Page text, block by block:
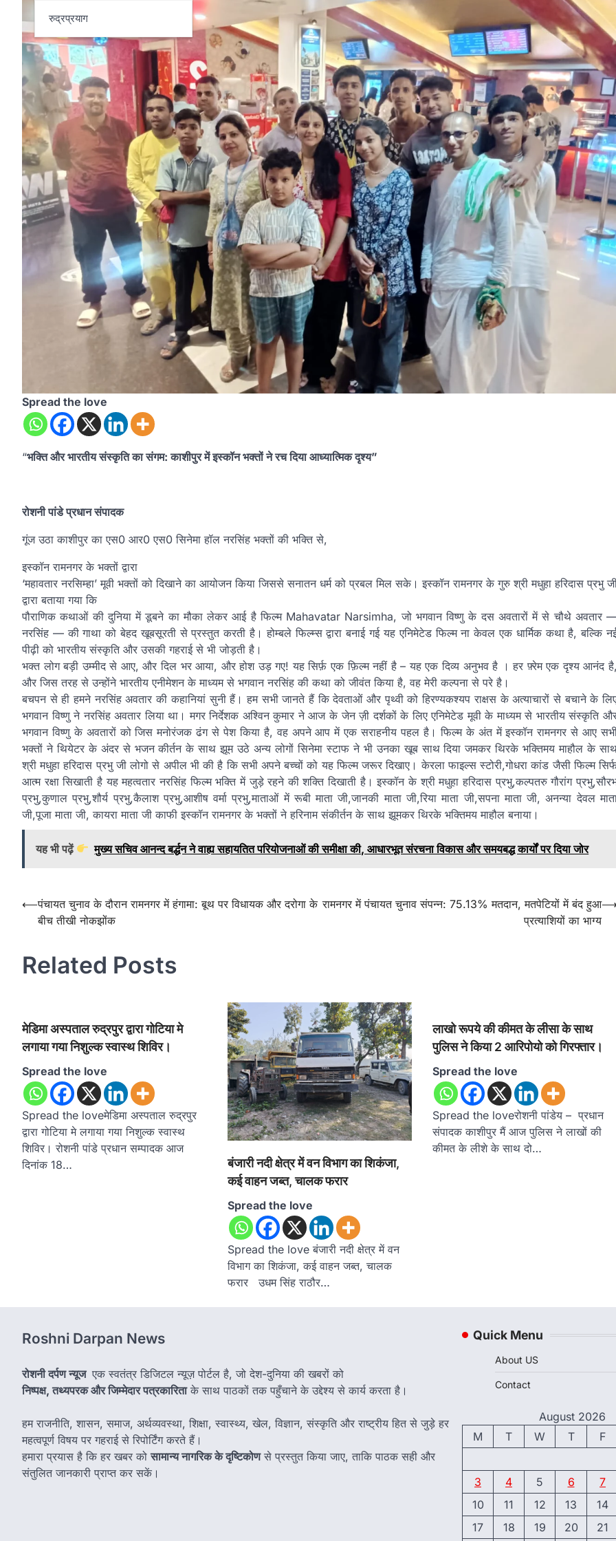
रुद्रप्रयाग
Spread the love
“भक्ति और भारतीय संस्कृति का संगम: काशीपुर में इस्कॉन भक्तों ने रच दिया आध्यात्मिक दृश्य”
रोशनी पांडे प्रधान संपादक
गूंज उठा काशीपुर का एस0 आर0 एस0 सिनेमा हॉल नरसिंह भक्तों की भक्ति से,
इस्कॉन रामनगर के भक्तों द्वारा
‘महावतार नरसिम्‍हा’ मूवी भक्तों को दिखाने का आयोजन किया जिससे सनातन धर्म को प्रबल मिल सके। इस्कॉन रामनगर के गुरु श्री मधुहा हरिदास प्रभु
द्वारा बताया गया कि
पौराणिक कथाओं की दुनिया में डूबने का मौका लेकर आई है फिल्म Mahavatar Narsimha, जो भगवान विष्णु के दस अवतारों में से चौथे अवतार
नरसिंह — की गाथा को बेहद खूबसूरती से प्रस्तुत करती है। होम्बले फिल्म्स द्वारा बनाई गई यह एनिमेटेड फिल्म ना केवल एक धार्मिक कथा है, बल्कि
पीढ़ी को भारतीय संस्कृति और उसकी गहराई से भी जोड़ती है।
भक्त लोग बड़ी उम्मीद से आए, और दिल भर आया, और होश उड़ गए! यह सिर्फ़ एक फ़िल्म नहीं है – यह एक दिव्य अनुभव है । हर फ़्रेम एक दृश्य आनंद
और जिस तरह से उन्होंने भारतीय एनीमेशन के माध्यम से भगवान नरसिंह की कथा को जीवंत किया है, वह मेरी कल्पना से परे है।
बचपन से ही हमने नरसिंह अवतार की कहानियां सुनी हैं। हम सभी जानते हैं कि देवताओं और पृथ्वी को हिरण्यकश्यप राक्षस के अत्याचारों से बचाने के
भगवान विष्णु ने नरसिंह अवतार लिया था। मगर निर्देशक अश्विन कुमार ने आज के जेन ज़ी दर्शकों के लिए एनिमेटेड मूवी के माध्यम से भारतीय संस्कृति
भगवान विष्णु के अवतारों को जिस मनोरंजक ढंग से पेश किया है, वह अपने आप में एक सराहनीय पहल है। फिल्म के अंत में इस्कॉन रामनगर से आए
भक्तों ने थियेटर के अंदर से भजन कीर्तन के साथ झूम उठे अन्य लोगों सिनेमा स्टाफ ने भी उनका खूब साथ दिया जमकर थिरके भक्तिमय माहौल के
श्री मधुहा हरिदास प्रभु जी लोगो से अपील भी की है कि सभी अपने बच्चों को यह फिल्म जरूर दिखाए। केरला फाइल्स स्टोरी,गोधरा कांड जैसी फिल्म
आत्म रक्षा सिखाती है यह महत्वतार नरसिंह फिल्म भक्ति में जुड़े रहने की शक्ति दिखाती है। इस्कॉन के श्री मधुहा हरिदास प्रभु,कल्पतरु गौरांग
प्रभु,कुणाल प्रभु,शौर्य प्रभु,कैलाश प्रभु,आशीष वर्मा प्रभु,माताओं में रूबी माता जी,जानकी माता जी,रिया माता जी,सपना माता जी, अनन्या देवल
जी,पूजा माता जी, कायरा माता जी काफी इस्कॉन रामनगर के भक्तों ने हरिनाम संकीर्तन के साथ झूमकर थिरके भक्तिमय माहौल बनाया।
यह भी पढ़ें मुख्य सचिव आनन्द बर्द्धन ने वाह्य सहायतित परियोजनाओं की समीक्षा की, आधारभूत संरचना विकास और समयबद्ध कार्यों पर दिया जोर
Post
navigation
⟵पंचायत चुनाव के दौरान रामनगर में हंगामा: बूथ पर विधायक और दरोगा के
बीच तीखी नोकझोंक
रामनगर में पंचायत चुनाव संपन्न: 75.13% मतदान, मतपेटियों में बंद हुआ
प्रत्याशियों का भाग्य
Related Posts
मेडिमा अस्पताल रुद्रपुर द्वारा गोटिया मे
लगाया गया निशुल्क स्वास्थ शिविर।
Spread the love
Spread the loveमेडिमा अस्पताल रुद्रपुर
द्वारा गोटिया मे लगाया गया निशुल्क स्वास्थ
शिविर। रोशनी पांडे प्रधान सम्पादक आज
दिनांक 18…
बंजारी नदी क्षेत्र में वन विभाग का शिकंजा,
कई वाहन जब्त, चालक फरार
Spread the love
Spread the love बंजारी नदी क्षेत्र में वन
विभाग का शिकंजा, कई वाहन जब्त, चालक
फरार उधम सिंह राठौर…
लाखो रूपये की कीमत के लीसा के साथ
पुलिस ने किया 2 आरिपोयो को गिरफ्तार।
Spread the love
Spread the loveरोशनी पांडेय – प्रधान
संपादक काशीपुर मैं आज पुलिस ने लाखों की
कीमत के लीशे के साथ दो…
Roshni Darpan News
रोशनी दर्पण न्यूज एक स्वतंत्र डिजिटल न्यूज़ पोर्टल है, जो देश-दुनिया की खबरों को
निष्पक्ष, तथ्यपरक और जिम्मेदार पत्रकारिताके साथ पाठकों तक पहुँचाने के उद्देश्य से कार्य करता है।
हम राजनीति, शासन, समाज, अर्थव्यवस्था, शिक्षा, स्वास्थ्य, खेल, विज्ञान, संस्कृति और राष्ट्रीय हित से जुड़े हर
महत्वपूर्ण विषय पर गहराई से रिपोर्टिंग करते हैं।
हमारा प्रयास है कि हर खबर कोसामान्य नागरिक के दृष्टिकोणसे प्रस्तुत किया जाए, ताकि पाठक सही और
संतुलित जानकारी प्राप्त कर सकें।
Quick Menu
About US
Contact
August 2026
M
T W T F
3 4 5 6
7
10
11 12 13
14
17
18 19 20 21